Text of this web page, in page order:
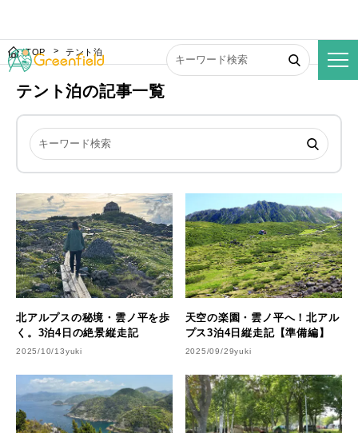
TOP テント泊
テント泊の記事一覧
北アルプスの秘境・雲ノ平を歩
く。3泊4日の絶景縦走記
2025/10/13yuki
天空の楽園・雲ノ平へ！北アル
プス3泊4日縦走記【準備編】
2025/09/29yuki